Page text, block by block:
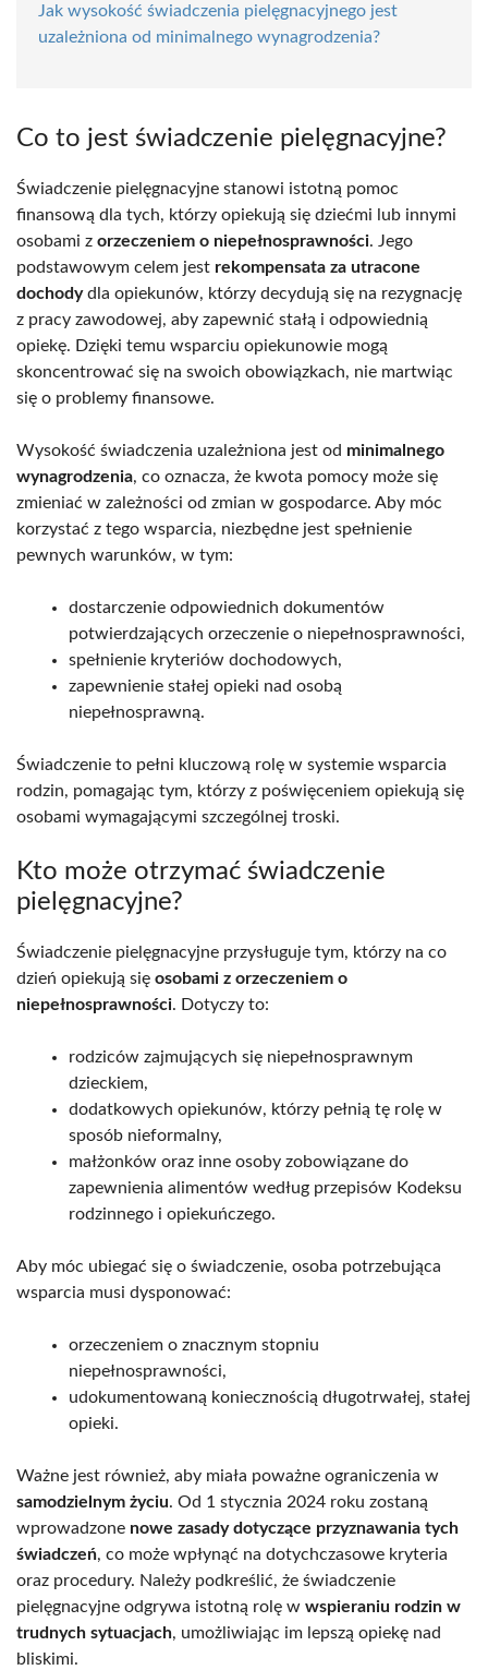
Jak wysokość świadczenia pielęgnacyjnego jest
uzależniona od minimalnego wynagrodzenia?
Co to jest świadczenie pielęgnacyjne?
Świadczenie pielęgnacyjne stanowi istotną pomoc
finansową dla tych, którzy opiekują się dziećmi lub innymi
osobami z orzeczeniem o niepełnosprawności. Jego
podstawowym celem jest rekompensata za utracone
dochodydla opiekunów, którzy decydują się na rezygnację
z pracy zawodowej, aby zapewnić stałą i odpowiednią
opiekę. Dzięki temu wsparciu opiekunowie mogą
skoncentrować się na swoich obowiązkach, nie martwiąc
się o problemy finansowe.
Wysokość świadczenia uzależniona jest od minimalnego
wynagrodzenia, co oznacza, że kwota pomocy może się
zmieniać w zależności od zmian w gospodarce. Aby móc
korzystać z tego wsparcia, niezbędne jest spełnienie
pewnych warunków, w tym:
dostarczenie odpowiednich dokumentów
potwierdzających orzeczenie o niepełnosprawności,
spełnienie kryteriów dochodowych,
zapewnienie stałej opieki nad osobą
niepełnosprawną.
Świadczenie to pełni kluczową rolę w systemie wsparcia
rodzin, pomagając tym, którzy z poświęceniem opiekują się
osobami wymagającymi szczególnej troski.
Kto może otrzymać świadczenie
pielęgnacyjne?
Świadczenie pielęgnacyjne przysługuje tym, którzy na co
dzień opiekują się osobami z orzeczeniem o
niepełnosprawności. Dotyczy to:
rodziców zajmujących się niepełnosprawnym
dzieckiem,
dodatkowych opiekunów, którzy pełnią tę rolę w
sposób nieformalny,
małżonków oraz inne osoby zobowiązane do
zapewnienia alimentów według przepisów Kodeksu
rodzinnego i opiekuńczego.
Aby móc ubiegać się o świadczenie, osoba potrzebująca
wsparcia musi dysponować:
orzeczeniem o znacznym stopniu
niepełnosprawności,
udokumentowaną koniecznością długotrwałej, stałej
opieki.
Ważne jest również, aby miała poważne ograniczenia w
samodzielnym życiu. Od 1 stycznia 2024 roku zostaną
wprowadzone nowe zasady dotyczące przyznawania tych
świadczeń, co może wpłynąć na dotychczasowe kryteria
oraz procedury. Należy podkreślić, że świadczenie
pielęgnacyjne odgrywa istotną rolę w wspieraniu rodzin w
trudnych sytuacjach, umożliwiając im lepszą opiekę nad
bliskimi.